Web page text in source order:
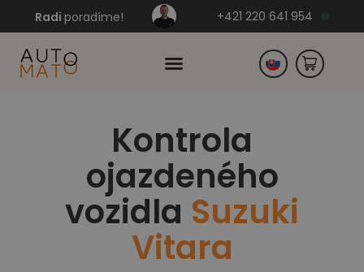
Radi poradíme! +421 220 641 954
Kontrola
ojazdeného
vozidla Suzuki
Vitara